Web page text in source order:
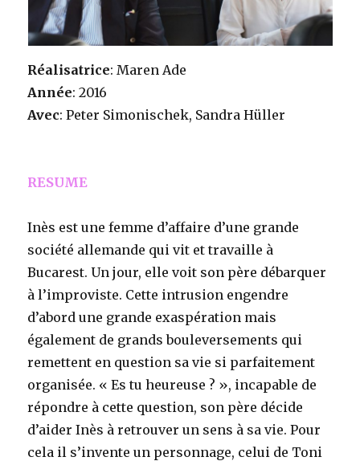
Réalisatrice: Maren Ade
Année: 2016
Avec: Peter Simonischek, Sandra Hüller
RESUME
Inès est une femme d’affaire d’une grande
société allemande qui vit et travaille à
Bucarest. Un jour, elle voit son père débarquer
à l’improviste. Cette intrusion engendre
d’abord une grande exaspération mais
également de grands bouleversements qui
remettent en question sa vie si parfaitement
organisée. « Es tu heureuse ? », incapable de
répondre à cette question, son père décide
d’aider Inès à retrouver un sens à sa vie. Pour
cela il s’invente un personnage, celui de Toni